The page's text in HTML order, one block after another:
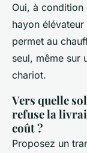
Oui, à condition
hayon
permet au
seul, même sur
chariot.
Vers quelle
refuse la
coût ?
Proposez un